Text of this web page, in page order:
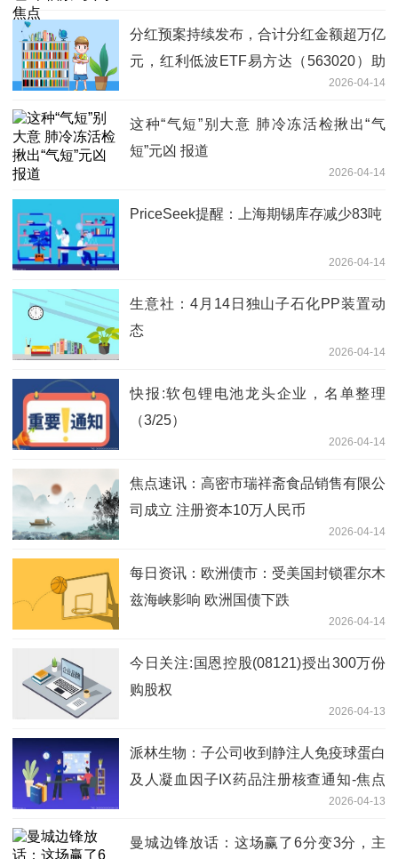
分红预案持续发布，合计分红金额超万亿
元，红利低波ETF易方达（563020）助
2026-04-14
这种“气短”别大意 肺冷冻活检揪出“气
短”元凶 报道
2026-04-14
PriceSeek提醒：上海期锡库存减少83吨
2026-04-14
生意社：4月14日独山子石化PP装置动
态
2026-04-14
快报:软包锂电池龙头企业，名单整理
（3/25）
2026-04-14
焦点速讯：高密市瑞祥斋食品销售有限公
司成立 注册资本10万人民币
2026-04-14
每日资讯：欧洲债市：受美国封锁霍尔木
兹海峡影响 欧洲国债下跌
2026-04-14
今日关注:国恩控股(08121)授出300万份
购股权
2026-04-13
派林生物：子公司收到静注人免疫球蛋白
及人凝血因子IX药品注册核查通知-焦点
2026-04-13
曼城边锋放话：这场赢了6分变3分，主